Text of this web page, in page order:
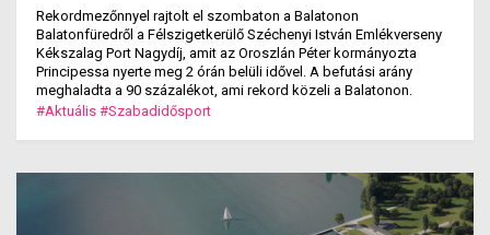
Rekordmezőnnyel rajtolt el szombaton a Balatonon
Balatonfüredről a Félszigetkerülő Széchenyi István Emlékverseny
Kékszalag Port Nagydíj, amit az Oroszlán Péter kormányozta
Principessa nyerte meg 2 órán belüli idővel. A befutási arány
meghaladta a 90 százalékot, ami rekord közeli a Balatonon.
#Aktuális #Szabadidősport